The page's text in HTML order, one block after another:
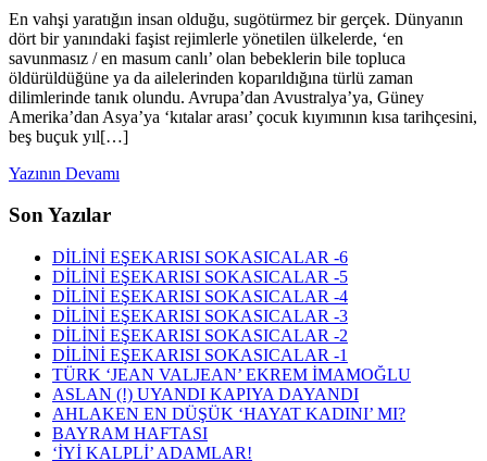
En vahşi yaratığın insan olduğu, sugötürmez bir gerçek. Dünyanın
dört bir yanındaki faşist rejimlerle yönetilen ülkelerde, ‘en
savunmasız / en masum canlı’ olan bebeklerin bile topluca
öldürüldüğüne ya da ailelerinden koparıldığına türlü zaman
dilimlerinde tanık olundu. Avrupa’dan Avustralya’ya, Güney
Amerika’dan Asya’ya ‘kıtalar arası’ çocuk kıyımının kısa tarihçesini,
beş buçuk yıl[…]
Yazının Devamı
Son Yazılar
DİLİNİ EŞEKARISI SOKASICALAR -6
DİLİNİ EŞEKARISI SOKASICALAR -5
DİLİNİ EŞEKARISI SOKASICALAR -4
DİLİNİ EŞEKARISI SOKASICALAR -3
DİLİNİ EŞEKARISI SOKASICALAR -2
DİLİNİ EŞEKARISI SOKASICALAR -1
TÜRK ‘JEAN VALJEAN’ EKREM İMAMOĞLU
ASLAN (!) UYANDI KAPIYA DAYANDI
AHLAKEN EN DÜŞÜK ‘HAYAT KADINI’ MI?
BAYRAM HAFTASI
‘İYİ KALPLİ’ ADAMLAR!